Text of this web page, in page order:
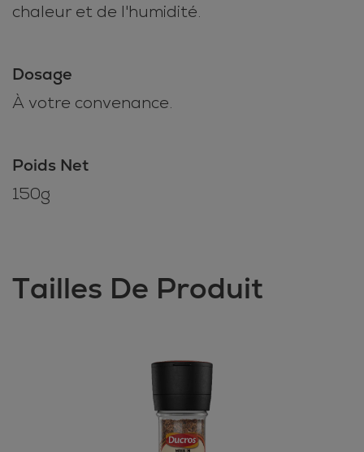
chaleur et de l'humidité.
Dosage
À votre convenance.
Poids Net
150g
Tailles De Produit